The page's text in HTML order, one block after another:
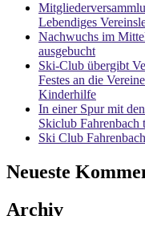
Lebendiges
Nachwuchs im
ausgebucht
Ski-Club übergibt
Festes an die
Kinderhilfe
In einer Spur mit
Skiclub Fahrenbach
Ski Club
Neueste
Archiv